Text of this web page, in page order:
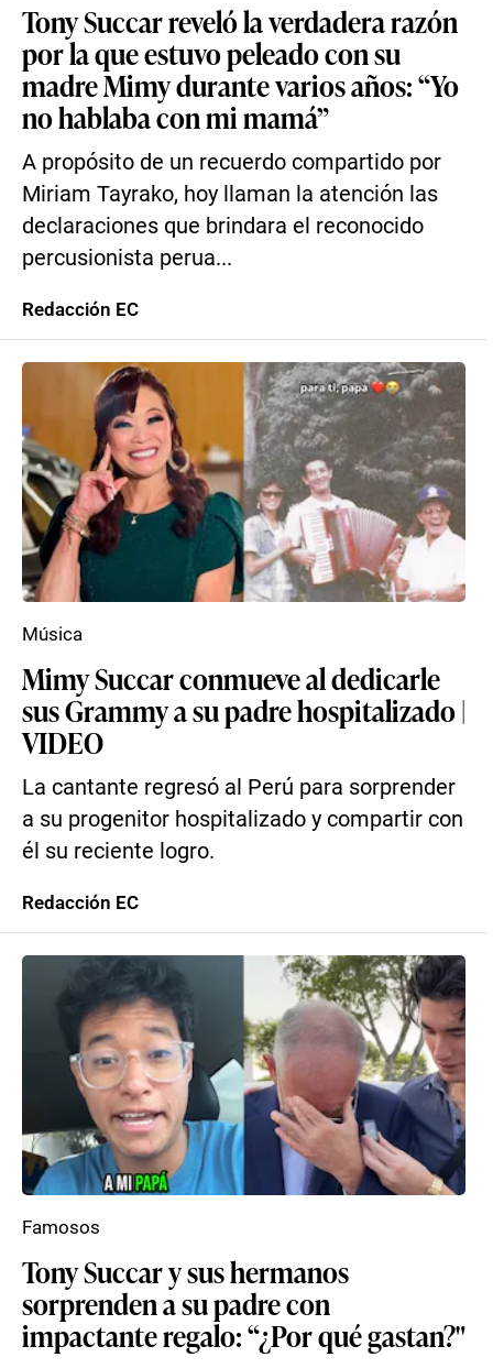
Tony Succar reveló la verdadera razón
por la que estuvo peleado con su
madre Mimy durante varios años: “Yo
no hablaba con mi mamá”
A propósito de un recuerdo compartido por
Miriam Tayrako, hoy llaman la atención las
declaraciones que brindara el reconocido
percusionista perua...
Redacción EC
Mimy Succar conmueve al dedicarle
sus Grammy a su padre hospitalizado |
VIDEO
La cantante regresó al Perú para sorprender
a su progenitor hospitalizado y compartir con
él su reciente logro.
Música
Redacción EC
Tony Succar y sus hermanos
sorprenden a su padre con
impactante regalo: “¿Por qué gastan?"
Famosos